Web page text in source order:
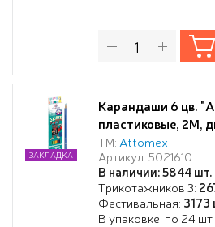
Карандаши 6 цв.
пластиковые, 2М,
2,65 мм,
коробке
ТМ: Attomex
Артикул: 5021610
В наличии: 5844 шт.
Трикотажников 3:
Фестивальная: 3173
В упаковке: по 24 шт
ЗАКЛАДКА